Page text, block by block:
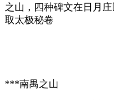
之山，四种碑文在日月
取太极秘卷
***南禺之山